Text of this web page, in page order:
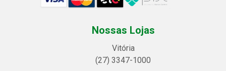
Nossas Lojas
Vitória
(27) 3347-1000